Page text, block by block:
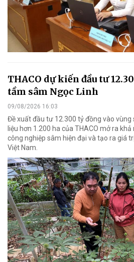
THACO dự kiến đầu tư
tầm sâm Ngọc Linh
09/08/2026 16:03
Đề xuất đầu tư 12.300 tỷ đồng vào vùng
liệu hơn 1.200 ha của THACO mở ra
công nghiệp sâm hiện đại và tạo ra giá
Việt Nam.